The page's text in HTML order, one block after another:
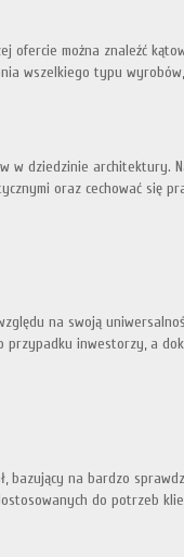
ofercie można znaleźć
wszelkiego typu
dziedzinie architektury.
oraz cechować się
na swoją
inwestorzy, a
na bardzo
do potrzeb